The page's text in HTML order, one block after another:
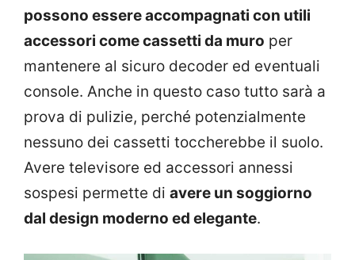
possono essere accompagnati con utili
accessori come cassetti da muro per
mantenere al sicuro decoder ed eventuali
console. Anche in questo caso tutto sarà a
prova di pulizie, perché potenzialmente
nessuno dei cassetti toccherebbe il suolo.
Avere televisore ed accessori annessi
sospesi permette di avere un soggiorno
dal design moderno ed elegante.